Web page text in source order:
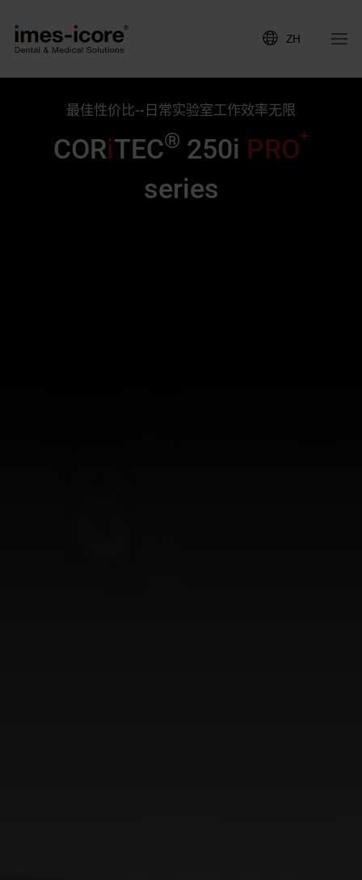
ZH
最佳性价比--日常实验室工作效率无限
CORiTEC® 250i PRO+
series